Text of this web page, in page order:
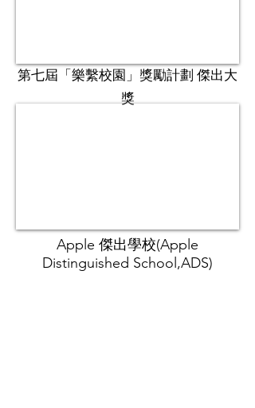
第七屆「樂繫校園」獎勵計劃 傑出大
獎
Apple 傑出學校(Apple
Distinguished School,ADS)